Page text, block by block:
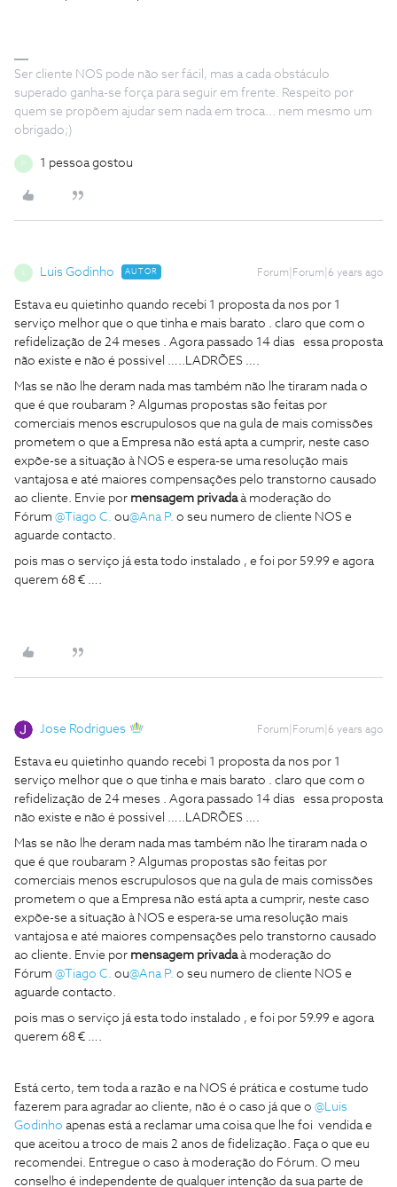
Ser cliente NOS pode não ser fácil, mas a cada obstáculo
superado ganha-se força para seguir em frente. Respeito por
quem se propõem ajudar sem nada em troca... nem mesmo um
obrigado;)
1 pessoa gostou
Luis Godinho AUTOR Forum|Forum|6 years ago
Estava eu quietinho quando recebi 1 proposta da nos por 1
serviço melhor que o que tinha e mais barato . claro que com o
refidelização de 24 meses . Agora passado 14 dias essa proposta
não existe e não é possivel …..LADRÕES ….
Mas se não lhe deram nada mas também não lhe tiraram nada o
que é que roubaram ? Algumas propostas são feitas por
comerciais menos escrupulosos que na gula de mais comissões
prometem o que a Empresa não está apta a cumprir, neste caso
expõe-se a situação à NOS e espera-se uma resolução mais
vantajosa e até maiores compensações pelo transtorno causado
ao cliente. Envie por mensagem privadaà moderação do
Fórum @Tiago C. ou@Ana P. o seu numero de cliente NOS e
aguarde contacto.
pois mas o serviço já esta todo instalado , e foi por 59.99 e agora
querem 68 € ….
Jose Rodrigues Forum|Forum|6 years ago
Estava eu quietinho quando recebi 1 proposta da nos por 1
serviço melhor que o que tinha e mais barato . claro que com o
refidelização de 24 meses . Agora passado 14 dias essa proposta
não existe e não é possivel …..LADRÕES ….
Mas se não lhe deram nada mas também não lhe tiraram nada o
que é que roubaram ? Algumas propostas são feitas por
comerciais menos escrupulosos que na gula de mais comissões
prometem o que a Empresa não está apta a cumprir, neste caso
expõe-se a situação à NOS e espera-se uma resolução mais
vantajosa e até maiores compensações pelo transtorno causado
ao cliente. Envie por mensagem privadaà moderação do
Fórum @Tiago C. ou@Ana P. o seu numero de cliente NOS e
aguarde contacto.
pois mas o serviço já esta todo instalado , e foi por 59.99 e agora
querem 68 € ….
Está certo, tem toda a razão e na NOS é prática e costume tudo
fazerem para agradar ao cliente, não é o caso já que o @Luis
Godinho apenas está a reclamar uma coisa que lhe foi vendida e
que aceitou a troco de mais 2 anos de fidelização. Faça o que eu
recomendei. Entregue o caso à moderação do Fórum. O meu
conselho é independente de qualquer intenção da sua parte de